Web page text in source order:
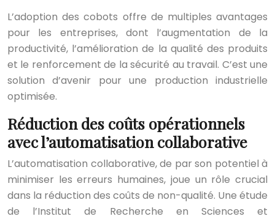
L’adoption des cobots offre de multiples avantages
pour les entreprises, dont l’augmentation de la
productivité, l’amélioration de la qualité des produits
et le renforcement de la sécurité au travail. C’est une
solution d’avenir pour une production industrielle
optimisée.
Réduction des coûts opérationnels
avec l’automatisation collaborative
L’automatisation collaborative, de par son potentiel à
minimiser les erreurs humaines, joue un rôle crucial
dans la réduction des coûts de non-qualité. Une étude
de l’Institut de Recherche en Sciences et